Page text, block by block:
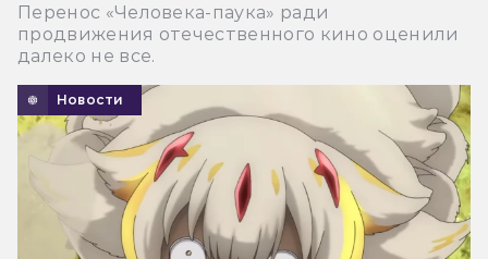
Перенос «Человека-паука» ради
продвижения отечественного кино оценили
далеко не все.
Новости